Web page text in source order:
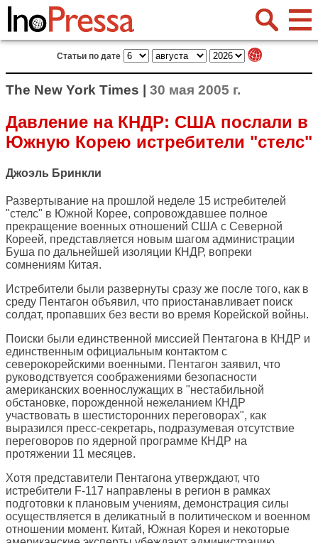
Статьи по дате
The New York Times | 30 мая 2005 г.
Давление на КНДР: США послали в
Южную Корею истребители "стелс"
Джоэль Бринкли
Развертывание на прошлой неделе 15 истребителей
"стелс" в Южной Корее, сопровождавшее полное
прекращение военных отношений США с Северной
Кореей, представляется новым шагом администрации
Буша по дальнейшей изоляции КНДР, вопреки
сомнениям Китая.
Истребители были развернуты сразу же после того, как в
среду Пентагон объявил, что приостанавливает поиск
солдат, пропавших без вести во время Корейской войны.
Поиски были единственной миссией Пентагона в КНДР и
единственным официальным контактом с
северокорейскими военными. Пентагон заявил, что
руководствуется соображениями безопасности
американских военнослужащих в "нестабильной
обстановке, порожденной нежеланием КНДР
участвовать в шестисторонних переговорах", как
выразился пресс-секретарь, подразумевая отсутствие
переговоров по ядерной программе КНДР на
протяжении 11 месяцев.
Хотя представители Пентагона утверждают, что
истребители F-117 направлены в регион в рамках
подготовки к плановым учениям, демонстрация силы
осуществляется в деликатный в политическом и военном
отношении момент. Китай, Южная Корея и некоторые